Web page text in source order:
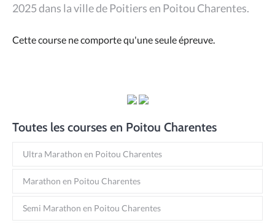
2025 dans la ville de Poitiers en Poitou Charentes.
Cette course ne comporte qu'une seule épreuve.
Toutes les courses en Poitou Charentes
Ultra Marathon en Poitou Charentes
Marathon en Poitou Charentes
Semi Marathon en Poitou Charentes